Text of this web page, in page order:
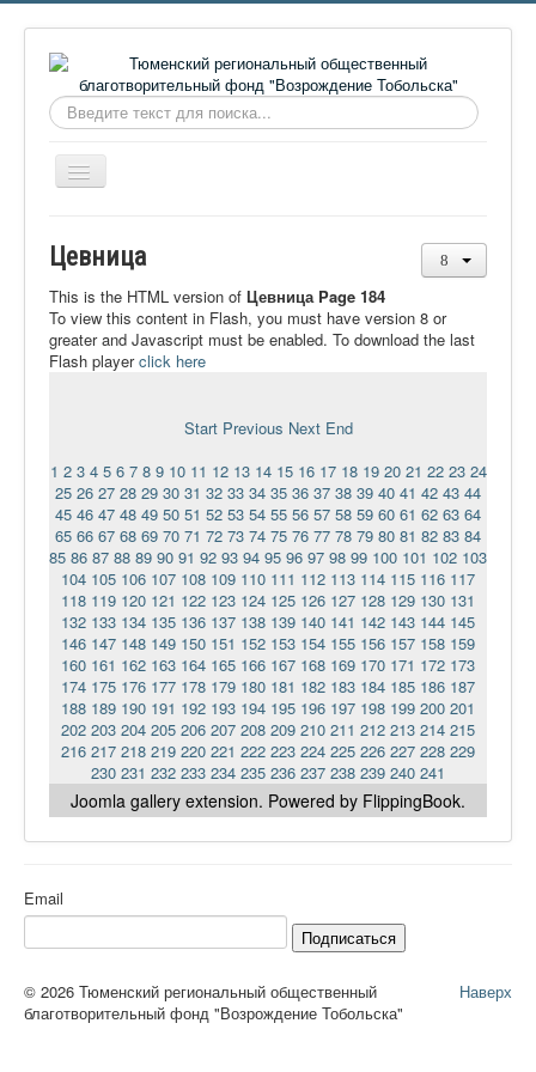
Искать...
Включить/
выключить
О фонде
Онлайн библиотека
Видеоматериалы
Сайт проекта Достоевский
Ермаковополе.рф
Цевница
This is the HTML version of Цевница Page 184
To view this content in Flash, you must have version 8 or
greater and Javascript must be enabled. To download the last
Flash playerclick here
Start Previous Next End
1 2 3 4 5 6 7 8 9 10 11 12 13 14 15 16 17 18 19 20 21 22 23 24
25 26 27 28 29 30 31 32 33 34 35 36 37 38 39 40 41 42 43 44
45 46 47 48 49 50 51 52 53 54 55 56 57 58 59 60 61 62 63 64
65 66 67 68 69 70 71 72 73 74 75 76 77 78 79 80 81 82 83 84
85 86 87 88 89 90 91 92 93 94 95 96 97 98 99 100 101 102 103
104 105 106 107 108 109 110 111 112 113 114 115 116 117
118 119 120 121 122 123 124 125 126 127 128 129 130 131
132 133 134 135 136 137 138 139 140 141 142 143 144 145
146 147 148 149 150 151 152 153 154 155 156 157 158 159
160 161 162 163 164 165 166 167 168 169 170 171 172 173
174 175 176 177 178 179 180 181 182 183 184 185 186 187
188 189 190 191 192 193 194 195 196 197 198 199 200 201
202 203 204 205 206 207 208 209 210 211 212 213 214 215
216 217 218 219 220 221 222 223 224 225 226 227 228 229
230 231 232 233 234 235 236 237 238 239 240 241
Joomla gallery extension. Powered by FlippingBook.
Email
Подписаться
Наверх
© 2026 Тюменский региональный общественный
благотворительный фонд "Возрождение Тобольска"